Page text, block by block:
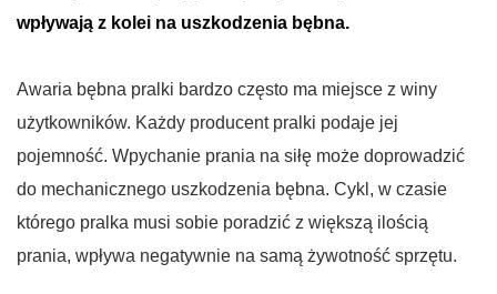
wpływają z kolei na uszkodzenia bębna.
Awaria bębna pralki bardzo często ma miejsce z winy
użytkowników. Każdy producent pralki podaje jej
pojemność. Wpychanie prania na siłę może doprowadzić
do mechanicznego uszkodzenia bębna. Cykl, w czasie
którego pralka musi sobie poradzić z większą ilością
prania, wpływa negatywnie na samą żywotność sprzętu.